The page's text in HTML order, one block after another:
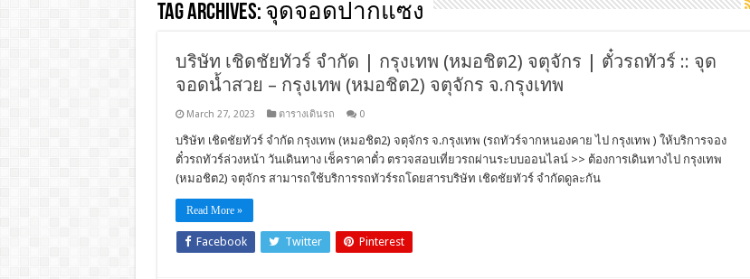
Tag Archives: จุดจอดปากแซง
บริษัท เชิดชัยทัวร์ จำกัด | กรุงเทพ (หมอชิต2) จตุจักร | ตั๋วรถทัวร์ :: จุด
จอดน้ำสวย – กรุงเทพ (หมอชิต2) จตุจักร จ.กรุงเทพ
March 27, 2023 ตารางเดินรถ 0
บริษัท เชิดชัยทัวร์ จำกัด กรุงเทพ (หมอชิต2) จตุจักร จ.กรุงเทพ (รถทัวร์จากหนองคาย ไป กรุงเทพ ) ให้บริการจอง
ตั๋วรถทัวร์ล่วงหน้า วันเดินทาง เช็คราคาตั๋ว ตรวจสอบเที่ยวรถผ่านระบบออนไลน์ >> ต้องการเดินทางไป กรุงเทพ
(หมอชิต2) จตุจักร สามารถใช้บริการรถทัวร์รถโดยสารบริษัท เชิดชัยทัวร์ จำกัดดูละกัน
Read More »
Facebook Twitter Pinterest